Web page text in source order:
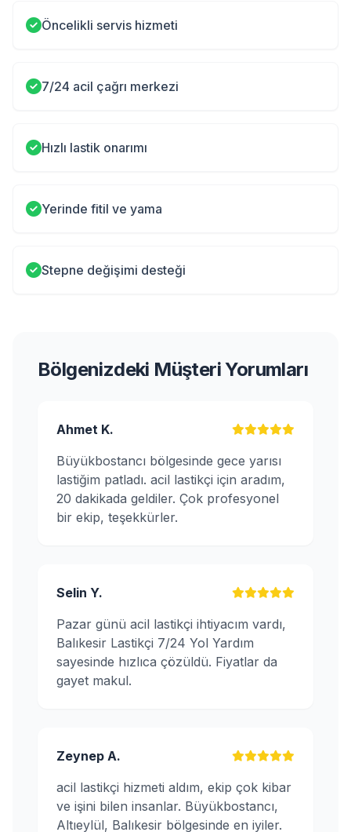
Öncelikli servis hizmeti
7/24 acil çağrı merkezi
Hızlı lastik onarımı
Yerinde fitil ve yama
Stepne değişimi desteği
Bölgenizdeki Müşteri Yorumları
Ahmet K.
Büyükbostancı bölgesinde gece yarısı
lastiğim patladı. acil lastikçi için aradım,
20 dakikada geldiler. Çok profesyonel
bir ekip, teşekkürler.
Selin Y.
Pazar günü acil lastikçi ihtiyacım vardı,
Balıkesir Lastikçi 7/24 Yol Yardım
sayesinde hızlıca çözüldü. Fiyatlar da
gayet makul.
Zeynep A.
acil lastikçi hizmeti aldım, ekip çok kibar
ve işini bilen insanlar. Büyükbostancı,
Altıeylül, Balıkesir bölgesinde en iyiler.